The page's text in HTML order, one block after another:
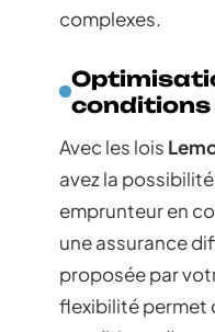
complexes.
conditions
Avec les lois
avez la
emprunteur en
une assurance
proposée par
flexibilité permet